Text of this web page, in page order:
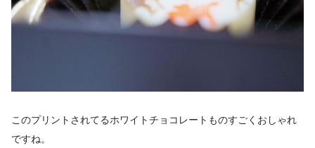
このプリントされてるホワイトチョコレートものすごくおしゃれ
ですね。